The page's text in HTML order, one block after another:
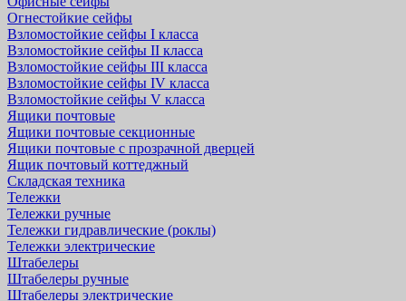
Огнестойкие сейфы
Взломостойкие сейфы I класса
Взломостойкие сейфы II класса
Взломостойкие сейфы III класса
Взломостойкие сейфы IV класса
Взломостойкие сейфы V класса
Ящики почтовые
Ящики почтовые секционные
Ящики почтовые с прозрачной дверцей
Ящик почтовый коттеджный
Складская техника
Тележки
Тележки ручные
Тележки гидравлические (роклы)
Тележки электрические
Штабелеры
Штабелеры ручные
Штабелеры электрические